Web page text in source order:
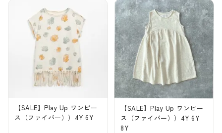
【SALE】Play Up ワンピー
ス（ファイバー））4Y 6Y
【SALE】Play Up ワンピー
ス（ファイバー））4Y 6Y
8Y